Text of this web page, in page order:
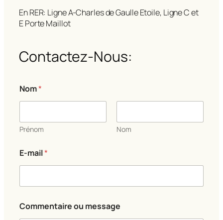
En RER: Ligne A-Charles de Gaulle Etoile, Ligne C et
E Porte Maillot
Contactez-Nous:
o
m
e
n
a
i
r
E
m
Nom*
Prénom Nom
E-mail*
Commentaire ou message